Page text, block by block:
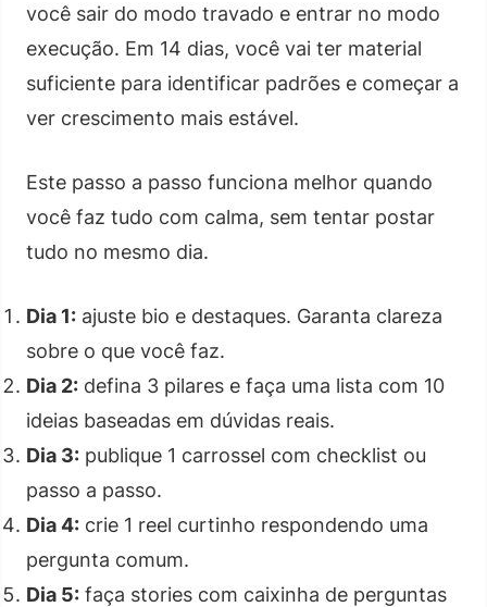
você sair do modo travado e entrar no modo
execução. Em 14 dias, você vai ter material
suficiente para identificar padrões e começar a
ver crescimento mais estável.
Este passo a passo funciona melhor quando
você faz tudo com calma, sem tentar postar
tudo no mesmo dia.
Dia 1: ajuste bio e destaques. Garanta clareza
sobre o que você faz.
Dia 2: defina 3 pilares e faça uma lista com 10
ideias baseadas em dúvidas reais.
Dia 3: publique 1 carrossel com checklist ou
passo a passo.
Dia 4: crie 1 reel curtinho respondendo uma
pergunta comum.
Dia 5: faça stories com caixinha de perguntas